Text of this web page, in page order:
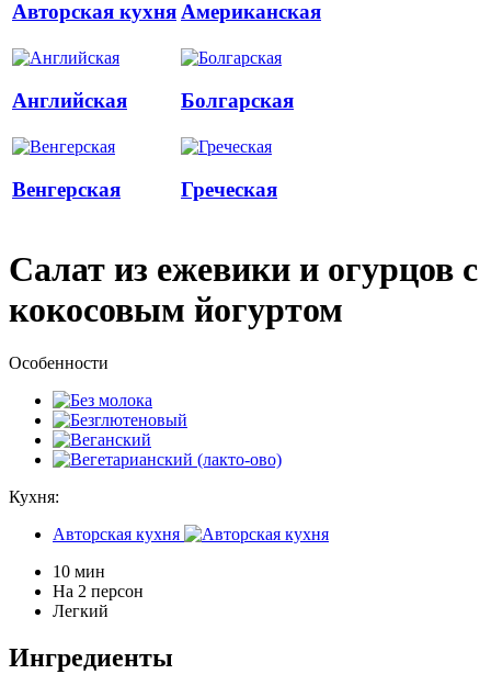
Авторская кухня Американская
Английская Болгарская
Венгерская Греческая
Салат из ежевики и огурцов с
кокосовым йогуртом
Особенности
Кухня:
Авторская кухня
10 мин
На 2 персон
Легкий
Ингредиенты